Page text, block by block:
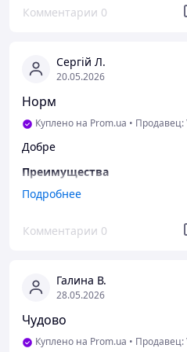
Комментарии 0
Сергій Л.
20.05.2026
Норм
Куплено на Prom.ua • Продавец:
Добре
Преимущества
Ось
Два
Подробнее
Комментарии 0
Галина В.
28.05.2026
Чудово
Куплено на Prom.ua • Продавец: